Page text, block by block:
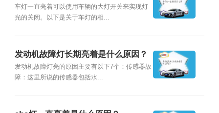
车灯一直亮着可以使用车辆的大灯开关来实现灯
光的关闭。以下是关于车灯的相...
发动机故障灯长期亮着是什么原因？
发动机故障灯亮的原因主要有以下7个：传感器故
障：这里所说的传感器包括水...